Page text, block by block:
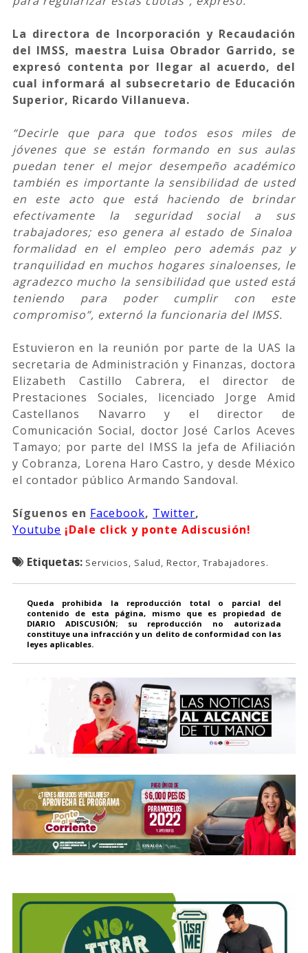
La directora de Incorporación y Recaudación
del IMSS, maestra Luisa Obrador Garrido, se
expresó contenta por llegar al acuerdo, del
cual informará al subsecretario de Educación
Superior, Ricardo Villanueva.
“Decirle que para que todos esos miles de
jóvenes que se están formando en sus aulas
puedan tener el mejor desempeño académico
también es importante la sensibilidad de usted
en este acto que está haciendo de brindar
efectivamente la seguridad social a sus
trabajadores; eso genera al estado de Sinaloa
formalidad en el empleo pero además paz y
tranquilidad en muchos hogares sinaloenses, le
agradezco mucho la sensibilidad que usted está
teniendo para poder cumplir con este
compromiso”, externó la funcionaria del IMSS.
Estuvieron en la reunión por parte de la UAS la
secretaria de Administración y Finanzas, doctora
Elizabeth Castillo Cabrera, el director de
Prestaciones Sociales, licenciado Jorge Amid
Castellanos Navarro y el director de
Comunicación Social, doctor José Carlos Aceves
Tamayo; por parte del IMSS la jefa de Afiliación
y Cobranza, Lorena Haro Castro, y desde México
el contador público Armando Sandoval.
Síguenos en Facebook, Twitter,
Youtube ¡Dale click y ponte Adiscusión!
Etiquetas: Servicios, Salud, Rector, Trabajadores.
Queda prohibida la reproducción total o parcial del
contenido de esta página, mismo que es propiedad de
DIARIO ADISCUSIÓN; su reproducción no autorizada
constituye una infracción y un delito de conformidad con las
leyes aplicables.